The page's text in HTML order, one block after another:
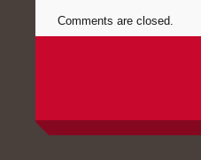
Comments are closed.